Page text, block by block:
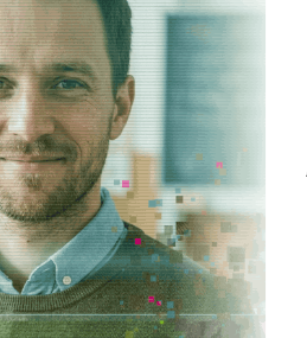
Hradec Králové (2)
Chomutov (1)
Chrudim (1)
Jablonec nad Nisou (1)
Jeseník (1)
Jihlava (3)
Karlovy Vary (2)
Karviná (2)